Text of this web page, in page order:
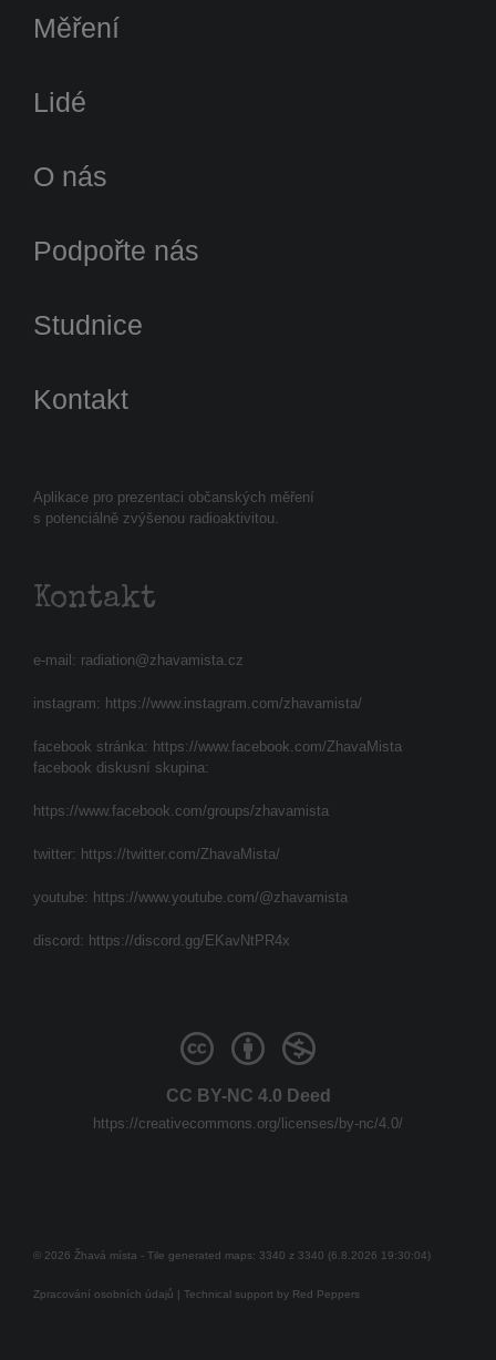
Aplikace pro prezentaci občanských měření
s potenciálně zvýšenou radioaktivitou.
Kontakt
e-mail: radiation@zhavamista.cz
instagram: https://www.instagram.com/zhavamista/
facebook stránka: https://www.facebook.com/ZhavaMista
facebook diskusní skupina:
https://www.facebook.com/groups/zhavamista
twitter: https://twitter.com/ZhavaMista/
youtube: https://www.youtube.com/@zhavamista
discord: https://discord.gg/EKavNtPR4x
Měření
Lidé
O nás
Podpořte nás
Studnice
Kontakt
CC BY-NC 4.0 Deed
https://creativecommons.org/licenses/by-nc/4.0/
© 2026 Žhavá místa - Tile generated maps: 3340 z 3340 (6.8.2026 19:30:04)
Zpracování osobních údajů | Technical support by Red Peppers